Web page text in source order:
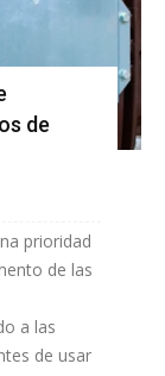
de
prioridad
de las
a las
de usar